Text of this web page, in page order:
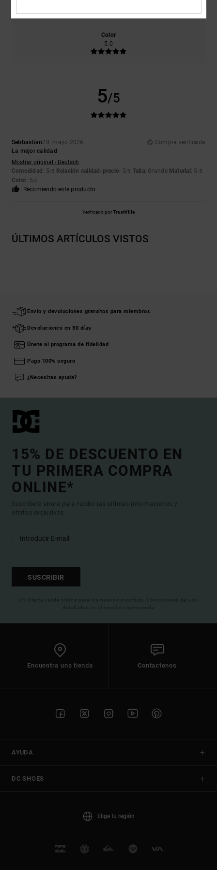
Color
5.0
5/5
Sebbastian28. mayo 2026
Compra verificada
La mejor calidad
Mostrar original - Deutsch
Comodidad : 5/5 Relación calidad-precio: 5/5 Talla: Grande Material : 5 /5
Color: 5/5
Recomiendo este producto
Verificado porTrustVille
ÚLTIMOS ARTÍCULOS VISTOS
Envío y devoluciones gratuitos para miembros
Devoluciones en 30 días
Únete al programa de fidelidad
Pago 100% seguro
¿Necesitas ayuda?
15% DE DESCUENTO EN
TU PRIMERA COMPRA
ONLINE*
Suscríbete ahora para recibir las ultimas informaciones y
ofertas exclusivas.
SUSCRIBIR
(*) Oferta valida online para los nuevos inscritos. Condiciones de uso
detalladas en el email de bienvenida
Encuentra una tienda Contactenos
AYUDA
DC SHOES
Elige tu región